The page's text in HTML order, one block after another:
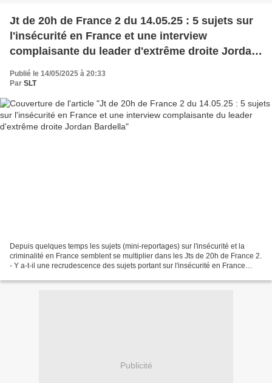
Jt de 20h de France 2 du 14.05.25 : 5 sujets sur
l'insécurité en France et une interview
complaisante du leader d'extrême droite Jordan
Bardella
Publié le 14/05/2025 à 20:33
Par SLT
Depuis quelques temps les sujets (mini-reportages) sur l'insécurité et la
criminalité en France semblent se multiplier dans les Jts de 20h de France 2.
- Y a-t-il une recrudescence des sujets portant sur l'insécurité en France
Publicité